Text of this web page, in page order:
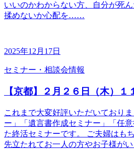
いいのかわからない方、自分が死
揉めないか心配を……
2025年12月17日
セミナー・相談会情報
【京都】２月２６日（木）
これまで大変好評いただいており
ー」「遺言書作成セミナー」「任
た終活セミナーです。 ご夫婦はも
先立たれてお一人の方やお子様が